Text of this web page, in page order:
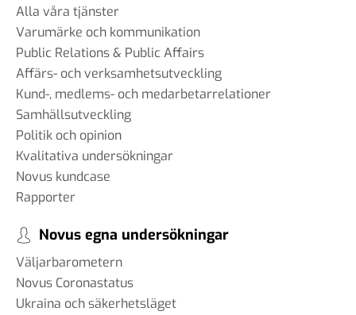
Alla våra tjänster
Varumärke och kommunikation
Public Relations & Public Affairs
Affärs- och verksamhetsutveckling
Kund-, medlems- och medarbetarrelationer
Samhällsutveckling
Politik och opinion
Kvalitativa undersökningar
Novus kundcase
Rapporter
Novus egna undersökningar
Väljarbarometern
Novus Coronastatus
Ukraina och säkerhetsläget